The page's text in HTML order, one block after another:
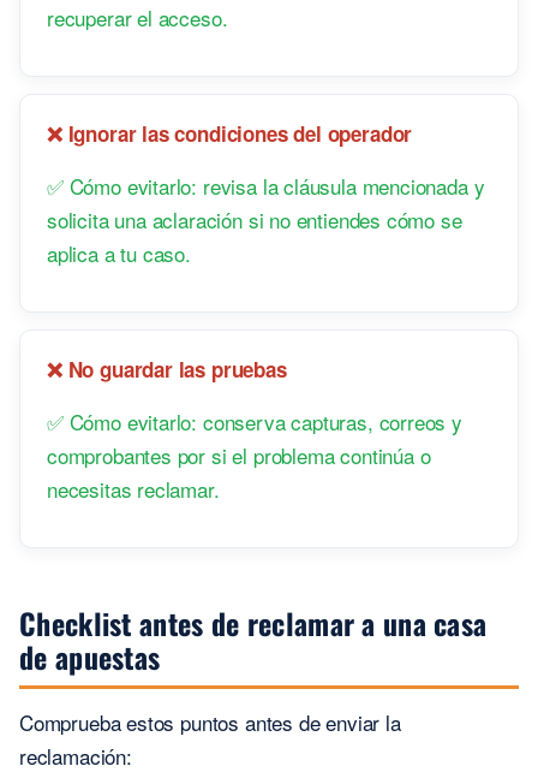
recuperar el acceso.
❌ Ignorar las condiciones del operador
✅ Cómo evitarlo: revisa la cláusula mencionada y
solicita una aclaración si no entiendes cómo se
aplica a tu caso.
❌ No guardar las pruebas
✅ Cómo evitarlo: conserva capturas, correos y
comprobantes por si el problema continúa o
necesitas reclamar.
Checklist antes de reclamar a una casa
de apuestas
Comprueba estos puntos antes de enviar la
reclamación: